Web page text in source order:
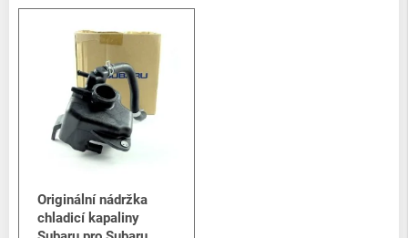
Originální nádržka
chladicí kapaliny